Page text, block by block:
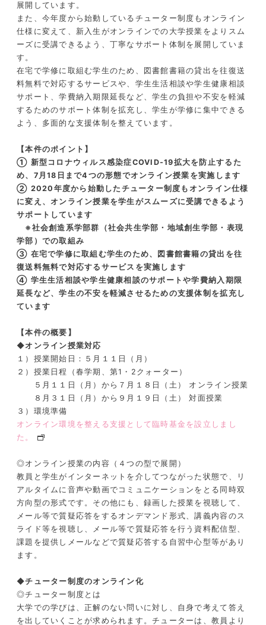
展開しています。
また、今年度から始動しているチューター制度もオンライン
仕様に変えて、新入生がオンラインでの大学授業をよりスム
ーズに受講できるよう、丁寧なサポート体制を展開していま
す。
在宅で学修に取組む学生のため、図書館書籍の貸出を往復送
料無料で対応するサービスや、学生生活相談や学生健康相談
サポート、学費納入期限延長など、学生の負担や不安を軽減
するためのサポート体制を拡充し、学生が学修に集中できる
よう、多面的な支援体制を整えています。
【本件のポイント】
① 新型コロナウィルス感染症COVID-19拡大を防止するた
め、7月18日まで4つの形態でオンライン授業を実施します
② 2020年度から始動したチューター制度もオンライン仕様
に変え、オンライン授業を学生がスムーズに受講できるよう
サポートしています
※社会創造系学部群（社会共生学部・地域創生学部・表現
学部）での取組み
③ 在宅で学修に取組む学生のため、図書館書籍の貸出を往
復送料無料で対応するサービスを実施します
④ 学生生活相談や学生健康相談のサポートや学費納入期限
延長など、学生の不安を軽減させるための支援体制を拡充し
ています
【本件の概要】
◆オンライン授業対応
１）授業開始日：５月１１日（月）
２）授業日程（春学期、第1・2クォーター）
５月１１日（月）から７月１８日（土） オンライン授業
８月３１日（月）から９月１９日（土） 対面授業
３）環境準備
オンライン環境を整える支援として臨時基金を設立しまし
た。
◎オンライン授業の内容（４つの型で展開）
教員と学生がインターネットを介してつながった状態で、リ
アルタイムに音声や動画でコミュニケーションをとる同時双
方向型の形式です。その他にも、録画した授業を視聴して、
メール等で質疑応答をするオンデマンド形式、講義内容のス
ライド等を視聴し、メール等で質疑応答を行う資料配信型、
課題を提供しメールなどで質疑応答する自習中心型等があり
ます。
◆チューター制度のオンライン化
◎チューター制度とは
大学での学びは、正解のない問いに対し、自身で考えて答え
を出していくことが求められます。チューターは、教員より